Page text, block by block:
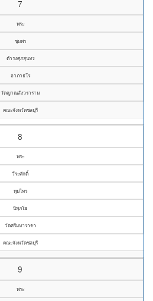
7
พระ
ชุมพร
ดำรงศุภสุนทร
อาภาธโร
วัดญาณสังวราราม
คณะจังหวัดชลบุรี
8
พระ
วีระศักดิ์
ทุมไทร
นิพฺภโย
วัดศรีมหาราชา
คณะจังหวัดชลบุรี
9
พระ